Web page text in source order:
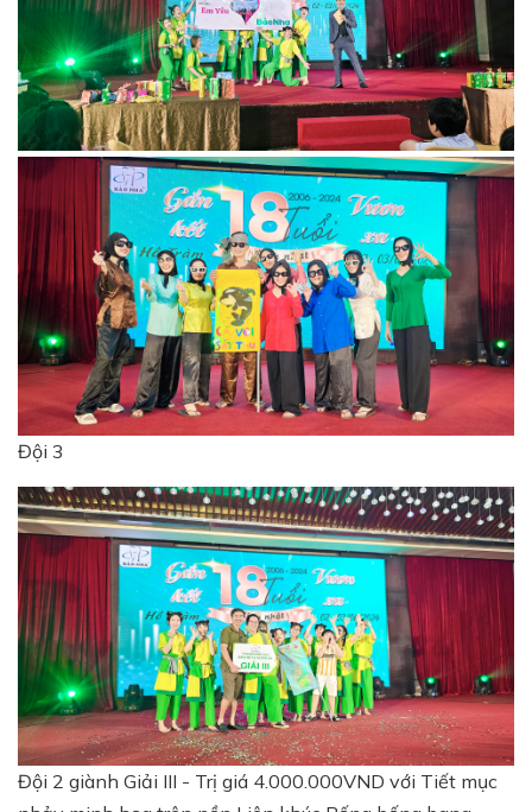
Đội 3
Đội 2 giành Giải III - Trị giá 4.000.000VND với Tiết mục